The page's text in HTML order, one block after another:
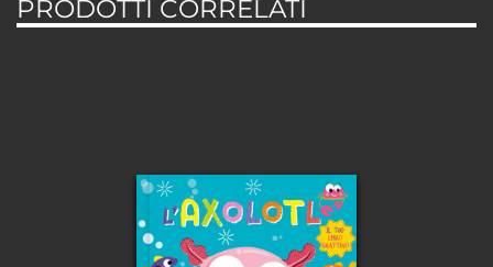
PRODOTTI CORRELATI